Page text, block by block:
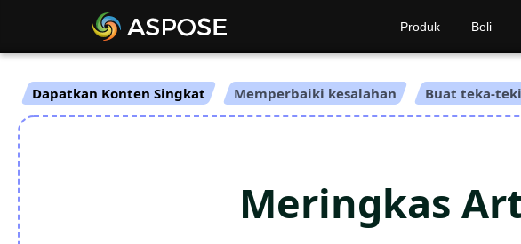
Produk Beli
Dapatkan Konten Singkat Memperbaiki kesalahan Buat teka-
Meringkas